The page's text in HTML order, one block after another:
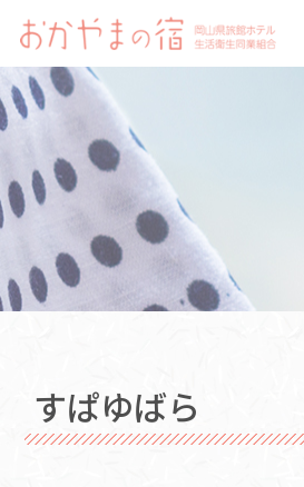
すぱゆばら